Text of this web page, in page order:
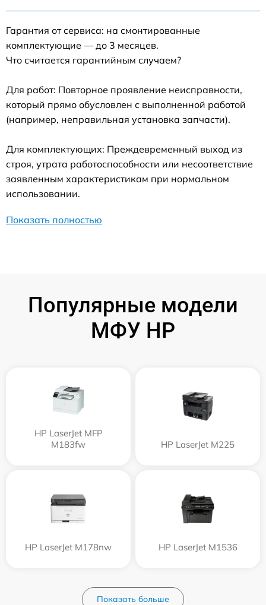
Гарантия от сервиса: на смонтированные
комплектующие — до 3 месяцев.
Что считается гарантийным случаем?
Для работ: Повторное проявление неисправности,
который прямо обусловлен с выполненной работой
(например, неправильная установка запчасти).
Для комплектующих: Преждевременный выход из
строя, утрата работоспособности или несоответствие
заявленным характеристикам при нормальном
использовании.
Показать полностью
Популярные модели
МФУ HP
HP LaserJet MFP
M183fw
HP LaserJet M225
HP LaserJet M178nw HP LaserJet M1536
Показать больше